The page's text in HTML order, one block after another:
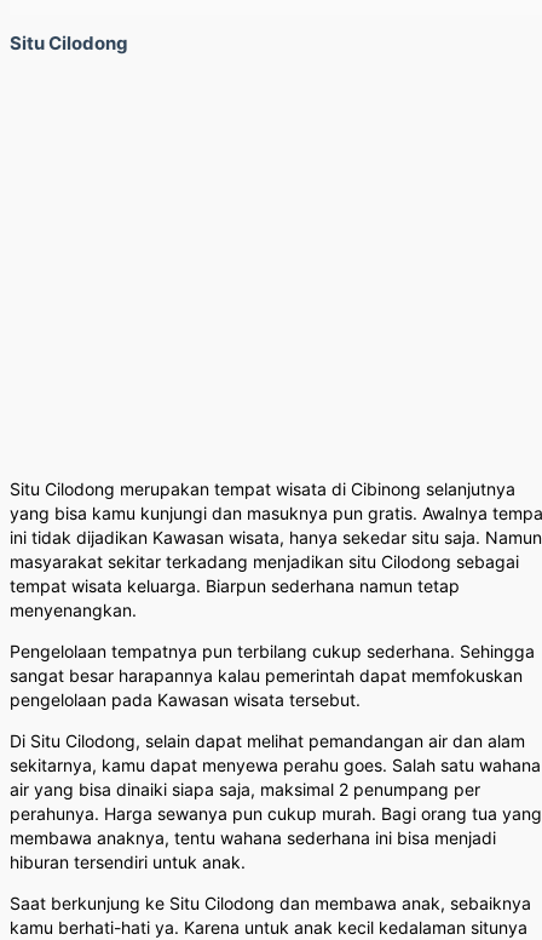
Situ Cilodong
Situ Cilodong merupakan tempat wisata di Cibinong selanjutnya
yang bisa kamu kunjungi dan masuknya pun gratis. Awalnya
ini tidak dijadikan Kawasan wisata, hanya sekedar situ saja. Namun
masyarakat sekitar terkadang menjadikan situ Cilodong sebagai
tempat wisata keluarga. Biarpun sederhana namun tetap
menyenangkan.
Pengelolaan tempatnya pun terbilang cukup sederhana. Sehingga
sangat besar harapannya kalau pemerintah dapat memfokuskan
pengelolaan pada Kawasan wisata tersebut.
Di Situ Cilodong, selain dapat melihat pemandangan air dan alam
sekitarnya, kamu dapat menyewa perahu goes. Salah satu wahana
air yang bisa dinaiki siapa saja, maksimal 2 penumpang per
perahunya. Harga sewanya pun cukup murah. Bagi orang tua yang
membawa anaknya, tentu wahana sederhana ini bisa menjadi
hiburan tersendiri untuk anak.
Saat berkunjung ke Situ Cilodong dan membawa anak, sebaiknya
kamu berhati-hati ya. Karena untuk anak kecil kedalaman situnya